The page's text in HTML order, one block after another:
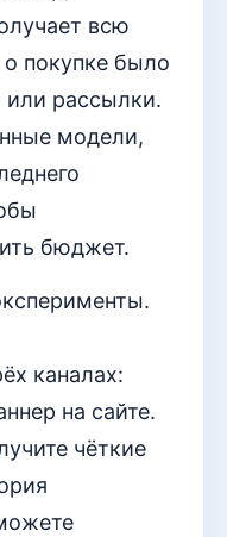
всю
покупке было
или рассылки.
модели,
бюджет.
каналах:
на сайте.
чёткие